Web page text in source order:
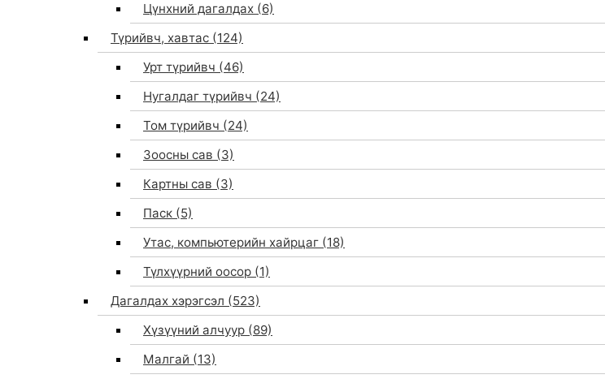
Цүнхний дагалдах (6)
Түрийвч, хавтас (124)
Урт түрийвч (46)
Нугалдаг түрийвч (24)
Том түрийвч (24)
Зоосны сав (3)
Картны сав (3)
Паск (5)
Утас, компьютерийн хайрцаг (18)
Түлхүүрний оосор (1)
Дагалдах хэрэгсэл (523)
Хүзүүний алчуур (89)
Малгай (13)